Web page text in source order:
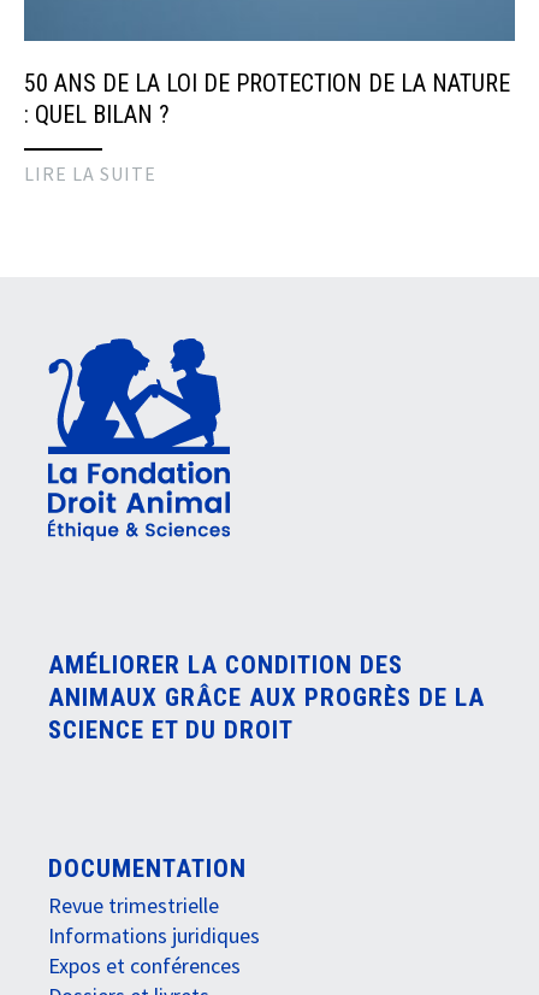
50 ANS DE LA LOI DE PROTECTION DE LA NATURE
: QUEL BILAN ?
LIRE LA SUITE
AMÉLIORER LA CONDITION DES
ANIMAUX GRÂCE AUX PROGRÈS DE LA
SCIENCE ET DU DROIT
DOCUMENTATION
Revue trimestrielle
Informations juridiques
Expos et conférences